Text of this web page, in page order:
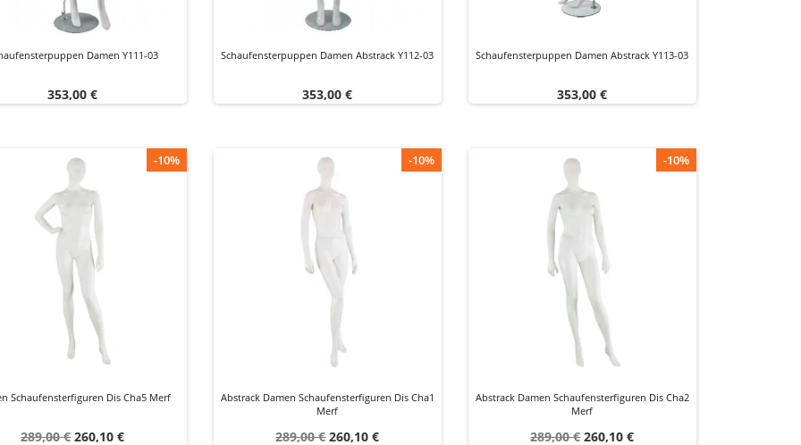
Damen Y111-03
Preis
353,00 €
Schaufensterpuppen Damen Abstrack Y112-03
Preis
353,00 €
Schaufensterpuppen Damen Abstrack Y113-03
Preis
353,00 €
-10%
Schaufensterfiguren Dis Cha5 Merf
Verkaufspreis
289,00 €Preis
260,10 €
-10%
Abstrack Damen Schaufensterfiguren Dis Cha1
Merf
Verkaufspreis
289,00 €Preis
260,10 €
-10%
Abstrack Damen Schaufensterfiguren Dis Cha2
Merf
Verkaufspreis
289,00 €Preis
260,10 €